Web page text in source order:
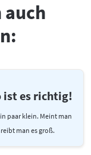
auch
ist es richtig!
paar klein. Meint man
man es groß.